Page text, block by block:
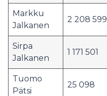
Markku
Jalkanen
2 208 599
Sirpa
Jalkanen
1 171 501
Tuomo
Pätsi
25 098